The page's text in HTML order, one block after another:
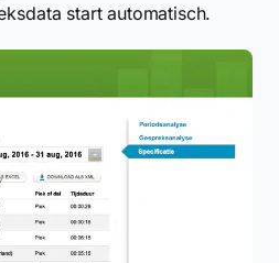
start automatisch.